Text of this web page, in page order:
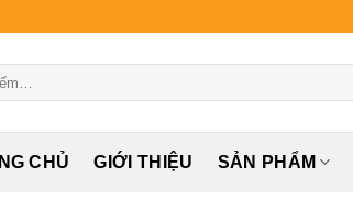
CHỦ GIỚI THIỆU SẢN PHẨM